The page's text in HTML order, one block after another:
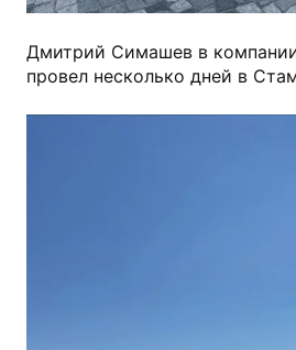
Дмитрий Симашев в
провел несколько дней в